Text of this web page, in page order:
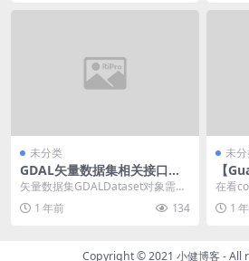
未分类
GDAL矢量数据集相关接口的
资源控制问题
矢量数据集GDALDataset对象需要
通过GDALOpenEx来读取或者更
新。...1 年前 134
未
【
ts
在看
ffix 这
1
Copyright © 2021 小健博客 - All